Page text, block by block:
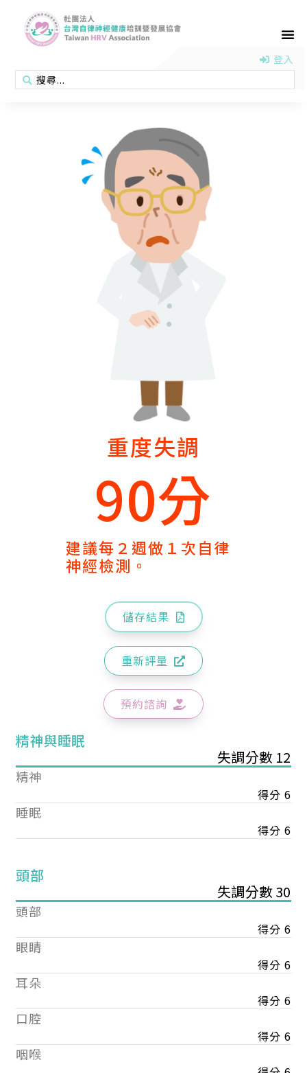
登入
重度失調
90分
建議每２週做１次自律
神經檢測。
儲存結果
重新評量
預約諮詢
精神與睡眠
失調分數 12
精神
得分 6
睡眠
得分 6
頭部
失調分數 30
頭部
得分 6
眼睛
得分 6
耳朵
得分 6
口腔
得分 6
咽喉